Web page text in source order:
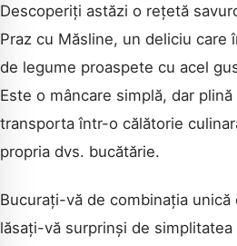
Descoperiți astăzi o rețetă
Praz cu Măsline, un deliciu care
de legume proaspete cu acel
Este o mâncare simplă, dar
transporta într-o călătorie
propria dvs. bucătărie.
Bucurați-vă de combinația
lăsați-vă surprinși de